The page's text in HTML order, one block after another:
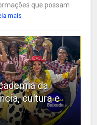
que possam
mais
da
cultura e